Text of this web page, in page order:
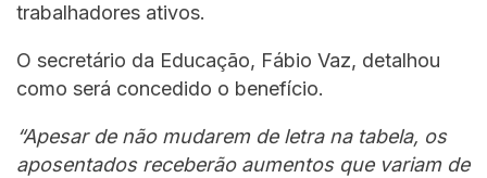
trabalhadores ativos.
O secretário da Educação, Fábio Vaz, detalhou
como será concedido o benefício.
“Apesar de não mudarem de letra na tabela, os
aposentados receberão aumentos que variam de